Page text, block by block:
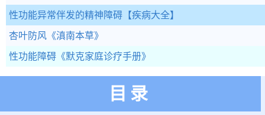
性功能异常伴发的精神障碍 【疾病大全】
杏叶防风 《滇南本草》
性功能障碍 《默克家庭诊疗手册》
目录